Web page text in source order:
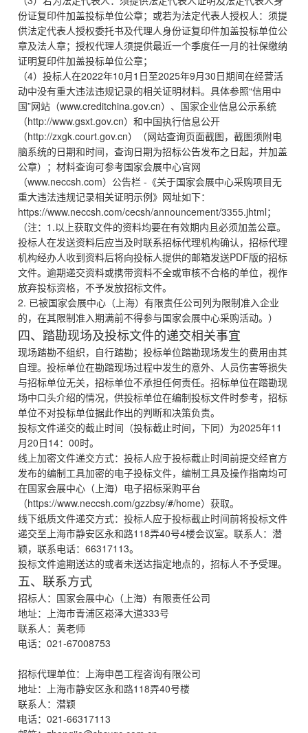
份证复印件加盖投标单位公章；或若为法定代表人授权人：须提
供法定代表人授权委托书及代理人身份证复印件加盖投标单位公
章及法人章；授权代理人须提供最近一个季度任一月的社保缴纳
证明复印件加盖投标单位公章；
（4）投标人在2022年10月1日至2025年9月30日期间在经营活
动中没有重大违法违规记录的相关证明材料。具体参照“信用中
国”网站（www.creditchina.gov.cn）、国家企业信息公示系统
（http://www.gsxt.gov.cn）和中国执行信息公开
（http://zxgk.court.gov.cn）（网站查询页面截图，截图须附电
脑系统的日期和时间，查询日期为招标公告发布之日起，并加盖
公章）；材料查询可参考国家会展中心官网
（www.neccsh.com）公告栏 -《关于国家会展中心采购项目无
重大违法违规记录相关证明示例》网址如下：
https://www.neccsh.com/cecsh/announcement/3355.jhtml；
（注：1.以上获取文件的资料均要在有效期内且必须加盖公章。
投标人在发送资料后应当及时联系招标代理机构确认，招标代理
机构经办人收到资料后将向投标人提供的邮箱发送PDF版的招标
文件。逾期递交资料或携带资料不全或审核不合格的单位，视作
放弃投标资格，不予发放招标文件。
2. 已被国家会展中心（上海）有限责任公司列为限制准入企业
的，在其限制准入期满前不得参与国家会展中心采购活动。）
四、踏勘现场及投标文件的递交相关事宜
现场踏勘不组织，自行踏勘；投标单位踏勘现场发生的费用由其
自理。投标单位在勘踏现场过程中发生的意外、人员伤害等损失
与招标单位无关，招标单位不承担任何责任。招标单位在踏勘现
场中口头介绍的情况，供投标单位在编制投标文件时参考，招标
单位不对投标单位据此作出的判断和决策负责。
投标文件递交的截止时间（投标截止时间，下同）为2025年11
月20日14：00时。
线上加密文件递交方式：投标人应于投标截止时间前提交经官方
发布的编制工具加密的电子投标文件，编制工具及操作指南均可
在国家会展中心（上海）电子招标采购平台
（https://www.neccsh.com/gzzbsy/#/home）获取。
线下纸质文件递交方式：投标人应于投标截止时间前将投标文件
递交至上海市静安区永和路118弄40号4楼会议室。联系人：潜
颖，联系电话：66317113。
投标文件逾期送达的或者未送达指定地点的，招标人不予受理。
五、联系方式
招标人：国家会展中心（上海）有限责任公司
地址：上海市青浦区崧泽大道333号
联系人：黄老师
电话：021-67008753
招标代理单位：上海申邑工程咨询有限公司
地址：上海市静安区永和路118弄40号楼
联系人：潜颖
电话：021-66317113